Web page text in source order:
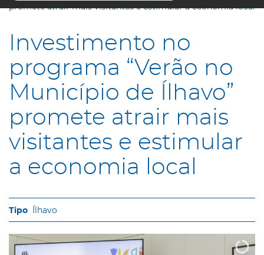
promete atrair mais visitantes e estimular a economia local
Investimento no
programa “Verão no
Município de Ílhavo”
promete atrair mais
visitantes e estimular
a economia local
Ílhavo